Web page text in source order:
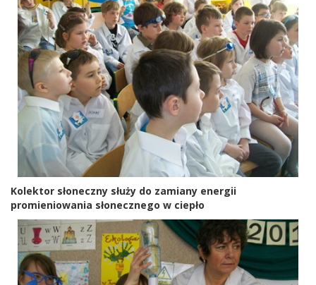
Kolektor słoneczny służy do zamiany energii
promieniowania słonecznego w ciepło